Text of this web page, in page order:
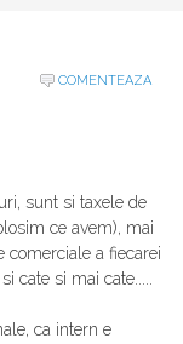
COMENTEAZA
sunt si taxele de
ce avem), mai
a fiecarei
cate si mai cate.....
ca intern e